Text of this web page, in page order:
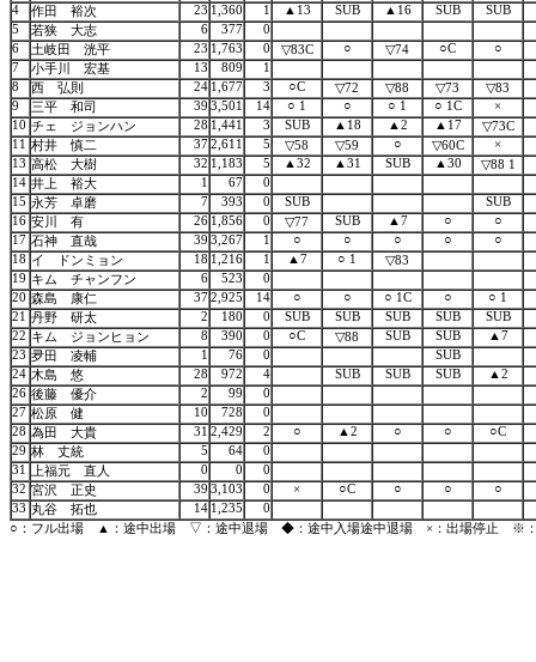
4
作田 裕次 23 1,360 1 ▲13 SUB ▲16 SUB SUB
5
若狭 大志 6 377
0
6
土岐田 洸平 23 1,763 0 ▽83C ○ ▽74 ○C
○
7
小手川 宏基 13 809
1
8
西 弘則 24 1,677 3 ○C ▽72 ▽88 ▽73
▽83
9
三平 和司 39 3,501 14 ○ 1 ○ ○ 1 ○ 1C
×
10 チェ ジョンハン 28 1,441 3 SUB ▲18 ▲2 ▲17
▽73C
11
村井 慎二 372,611 5 ▽58 ▽59 ○ ▽60C ×
13 高松 大樹 32 1,183 5 ▲32 ▲31 SUB ▲30
▽88 1
14 井上 裕大 1 67
0
15 永芳 卓磨 7 393 0 SUB SUB
16 安川 有 26 1,856 0 ▽77 SUB ▲7 ○
○
17 石神 直哉 39 3,267 1 ○ ○ ○ ○
○
18 イ ドンミョン 18 1,216 1 ▲7 ○ 1
▽83
19 キム チャンフン 6 523
0
20 森島 康仁 372,925 14 ○ ○ ○ 1C ○
○ 1
21
丹野 研太 2 180 0 SUB SUB SUB SUB SUB
22 キム ジョンヒョン 8 390 0 ○C ▽88 SUB SUB ▲7
23 夛田 凌輔 1 76 0
SUB
24 木島 悠 28 972 4 SUB SUB SUB ▲2
26 後藤 優介 2 99
0
27 松原 健 10 728
0
28 為田 大貴 31 2,429 2 ○ ▲2 ○ ○
○C
29 林 丈統 5 64
0
31
上福元 直人 0 0
0
32 宮沢 正史 39 3,103 0 × ○C ○ ○
○
33 丸谷 拓也 14 1,235
0
○：フル出場 ▲：途中出場 ▽：途中退場 ◆：途中入場途中退場 ×：出場停止 ※：